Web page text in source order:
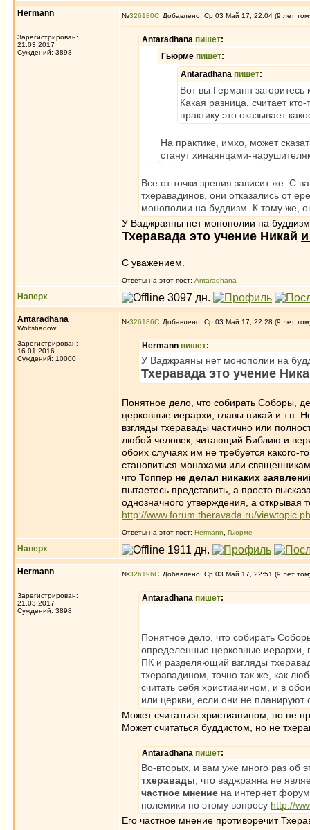
Hermann
Зарегистрирован:
21.03.2017
Суждений: 3898
№326180 Добавлено: Ср 03 Май 17, 22:04 (9 лет
Antaradhana пишет:
Гьюрме пишет:
Antaradhana пишет:
Вот вы Германн
Какая разница, считает
практику это оказывает
На практике, имхо, может
станут хинаянцами-
Все от точки зрения зависит же. С
тхеравадинов, они отказались от
монополии на буддизм. К тому же,
У Ваджраяны нет монополии на
Тхеравада это учение Никай
С уважением.
Ответы на этот пост: Antaradhana
Наверх
Antaradhana
Wolfshadow
Зарегистрирован:
16.01.2016
Суждений: 10000
№326186 Добавлено: Ср 03 Май 17, 22:28 (9 лет
Hermann пишет:
У Ваджраяны нет монополии на
Тхеравада это учение
Понятное дело, что собирать Соборы,
церковные иерархи, главы никай и т.п.
взгляды тхеравады частично или
любой человек, читающий Библию и
обоих случаях им не требуется какого-
становиться монахами или
что Топпер не делал никаких
пытаетесь представить, а просто
однозначного утверждения, а открывая
http://www.forum.theravada.ru/
Ответы на этот пост: Hermann Гьюрме
Наверх
Hermann
Зарегистрирован:
21.03.2017
Суждений: 3898
№326196 Добавлено: Ср 03 Май 17, 22:51 (9 лет
Antaradhana пишет:
Понятное дело, что собирать
определенные церковные иерархи,
ПК и разделяющий взгляды
тхеравадином, точно так же, как
считать себя христианином, и в
или церкви, если они не
Может считаться христианином, но не
Может считаться буддистом, но не
Antaradhana пишет:
Во-вторых, и вам уже много раз об
тхеравады , что ваджраяна не
частное мнение на интернет
полемики по этому вопросу http://
Его частное мнение противоречит